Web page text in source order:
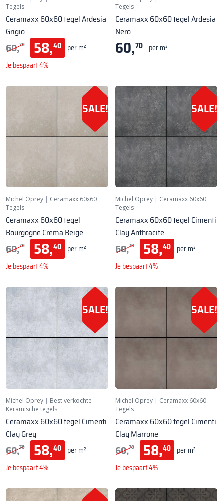
Tegels
Ceramaxx 60x60 tegel Ardesia
Grigio
60,70 58,40 per m²
Je bespaart 4%
Tegels
Ceramaxx 60x60 tegel Ardesia
Nero
60,70 per m²
SALE!
Michel Oprey | Ceramaxx 60x60
Tegels
Ceramaxx 60x60 tegel
Bourgogne Crema Beige
60,70 58,40 per m²
Je bespaart 4%
SALE!
Michel Oprey| Ceramaxx 60x60
Tegels
Ceramaxx 60x60 tegel Cimenti
Clay Anthracite
60,70 58,40
per m²
Je bespaart 4%
SALE!
Michel Oprey | Best verkochte
Keramische tegels
Ceramaxx 60x60 tegel Cimenti
Clay Grey
60,70 58,40 per m²
Je bespaart 4%
SALE!
Michel Oprey| Ceramaxx 60x60
Tegels
Ceramaxx 60x60 tegel Cimenti
Clay Marrone
60,70 58,40
per m²
Je bespaart 4%